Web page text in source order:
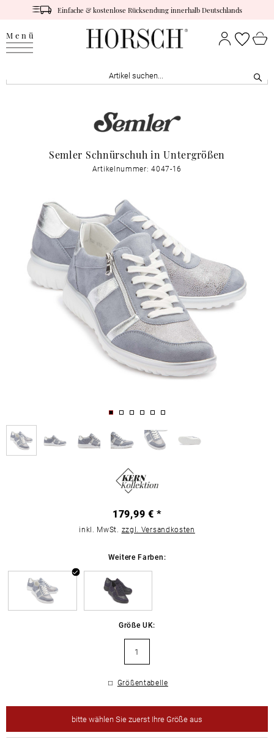
Einfache & kostenlose Rücksendung innerhalb Deutschlands
Menü
Semler Schnürschuh in Untergrößen
Artikelnummer: 4047-16
179,99 € *
inkl. MwSt. zzgl. Versandkosten
Weitere Farben:
Größe UK:
1
Größentabelle
bittewählen Sie zuerst Ihre Größe aus